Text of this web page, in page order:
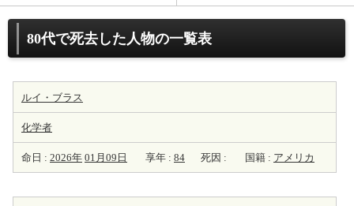
80代で死去した人物の一覧表
ルイ・ブラス
化学者
命日 : 2026年 01月09日 享年 : 84 死因 : 国籍 : アメリカ